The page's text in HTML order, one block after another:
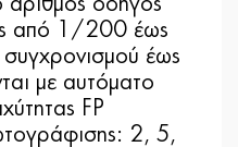
από 1/200 έως
έως
με αυτόματο
FP
2, 5,